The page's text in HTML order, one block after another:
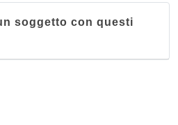
soggetto con questi